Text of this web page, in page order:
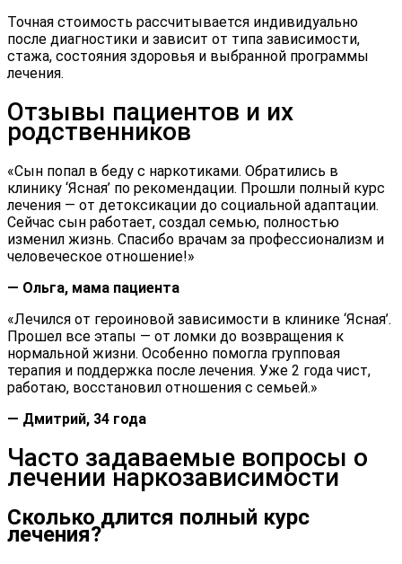
Точная стоимость рассчитывается индивидуально
после диагностики и зависит от типа зависимости,
стажа, состояния здоровья и выбранной программы
лечения.
Отзывы пациентов и их
родственников
«Сын попал в беду с наркотиками. Обратились в
клинику ‘Ясная’ по рекомендации. Прошли полный курс
лечения — от детоксикации до социальной адаптации.
Сейчас сын работает, создал семью, полностью
изменил жизнь. Спасибо врачам за профессионализм и
человеческое отношение!»
— Ольга, мама пациента
«Лечился от героиновой зависимости в клинике ‘Ясная’.
Прошел все этапы — от ломки до возвращения к
нормальной жизни. Особенно помогла групповая
терапия и поддержка после лечения. Уже 2 года чист,
работаю, восстановил отношения с семьей.»
— Дмитрий, 34 года
Часто задаваемые вопросы о
лечении наркозависимости
Сколько длится полный курс
лечения?